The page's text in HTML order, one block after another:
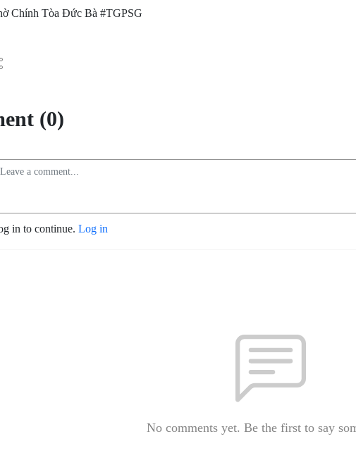
Chính Tòa Đức Bà #TGPSG
(0)
in to continue. Log in
No comments yet. Be the first to say